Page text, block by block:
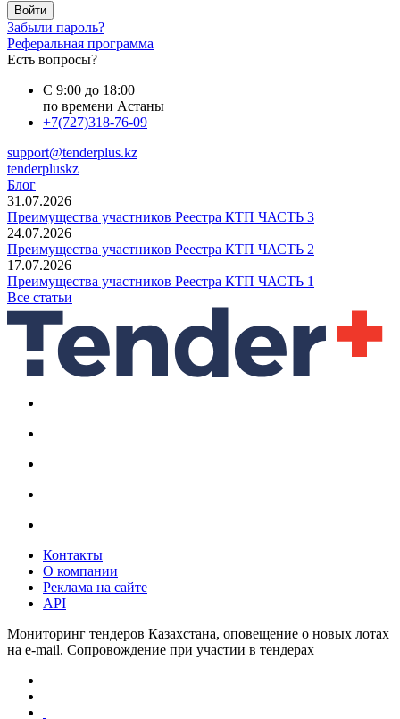
Войти
Забыли пароль?
Реферальная программа
Есть вопросы?
С 9:00 до 18:00
по времени Астаны
+7(727)318-76-09
support@tenderplus.kz
tenderpluskz
Блог
31.07.2026
Преимущества участников Реестра КТП ЧАСТЬ 3
24.07.2026
Преимущества участников Реестра КТП ЧАСТЬ 2
17.07.2026
Преимущества участников Реестра КТП ЧАСТЬ 1
Все статьи
Контакты
О компании
Реклама на сайте
API
Мониторинг тендеров Казахстана, оповещение о новых лотах
на e-mail. Сопровождение при участии в тендерах